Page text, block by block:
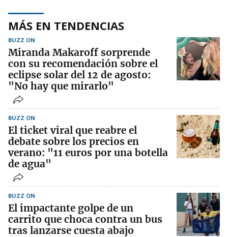
MÁS EN TENDENCIAS
BUZZ ON
Miranda Makaroff sorprende
con su recomendación sobre el
eclipse solar del 12 de agosto:
"No hay que mirarlo"
BUZZ ON
El ticket viral que reabre el
debate sobre los precios en
verano: "11 euros por una botella
de agua"
BUZZ ON
El impactante golpe de un
carrito que choca contra un bus
tras lanzarse cuesta abajo